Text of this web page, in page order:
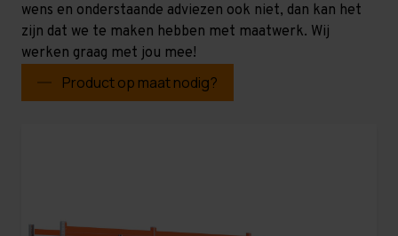
wens en onderstaande adviezen ook niet, dan kan het
zijn dat we te maken hebben met maatwerk. Wij
werken graag met jou mee!
Product op maat nodig?